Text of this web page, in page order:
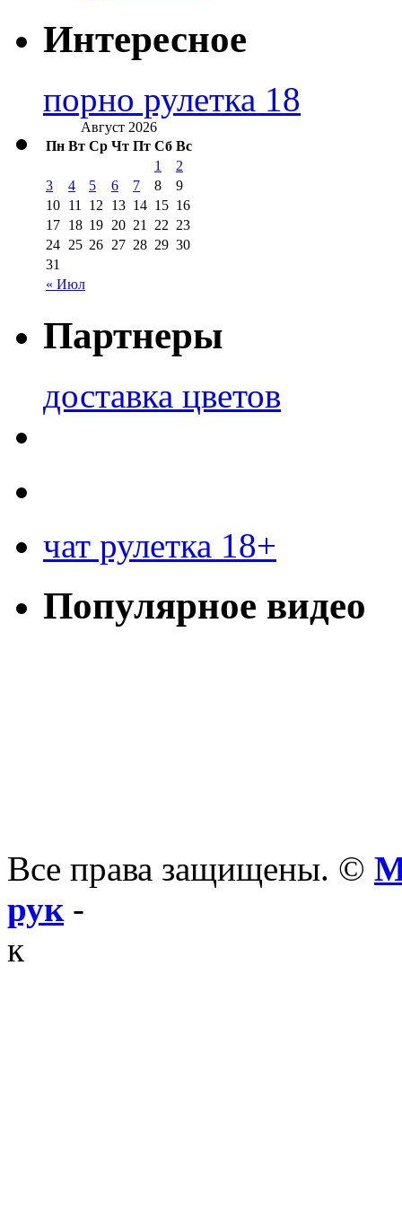
Интересное
порно рулетка 18
Август 2026
Пн Вт Ср Чт Пт Сб Вс
« Июл
1
2
3
4 5 6 7 8
9
10 11 12 13 14 15 16
17 18 19 20 21 22 23
24 25 26 27 28 29 30
31
Партнеры
доставка цветов
чат рулетка 18+
Популярное видео
Все права защищены. ©
рук-
к